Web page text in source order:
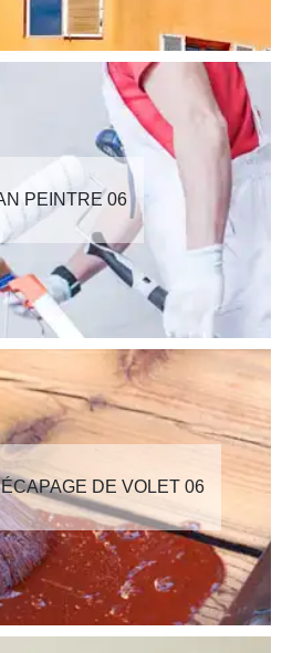
PEINTRE 06
DE VOLET 06